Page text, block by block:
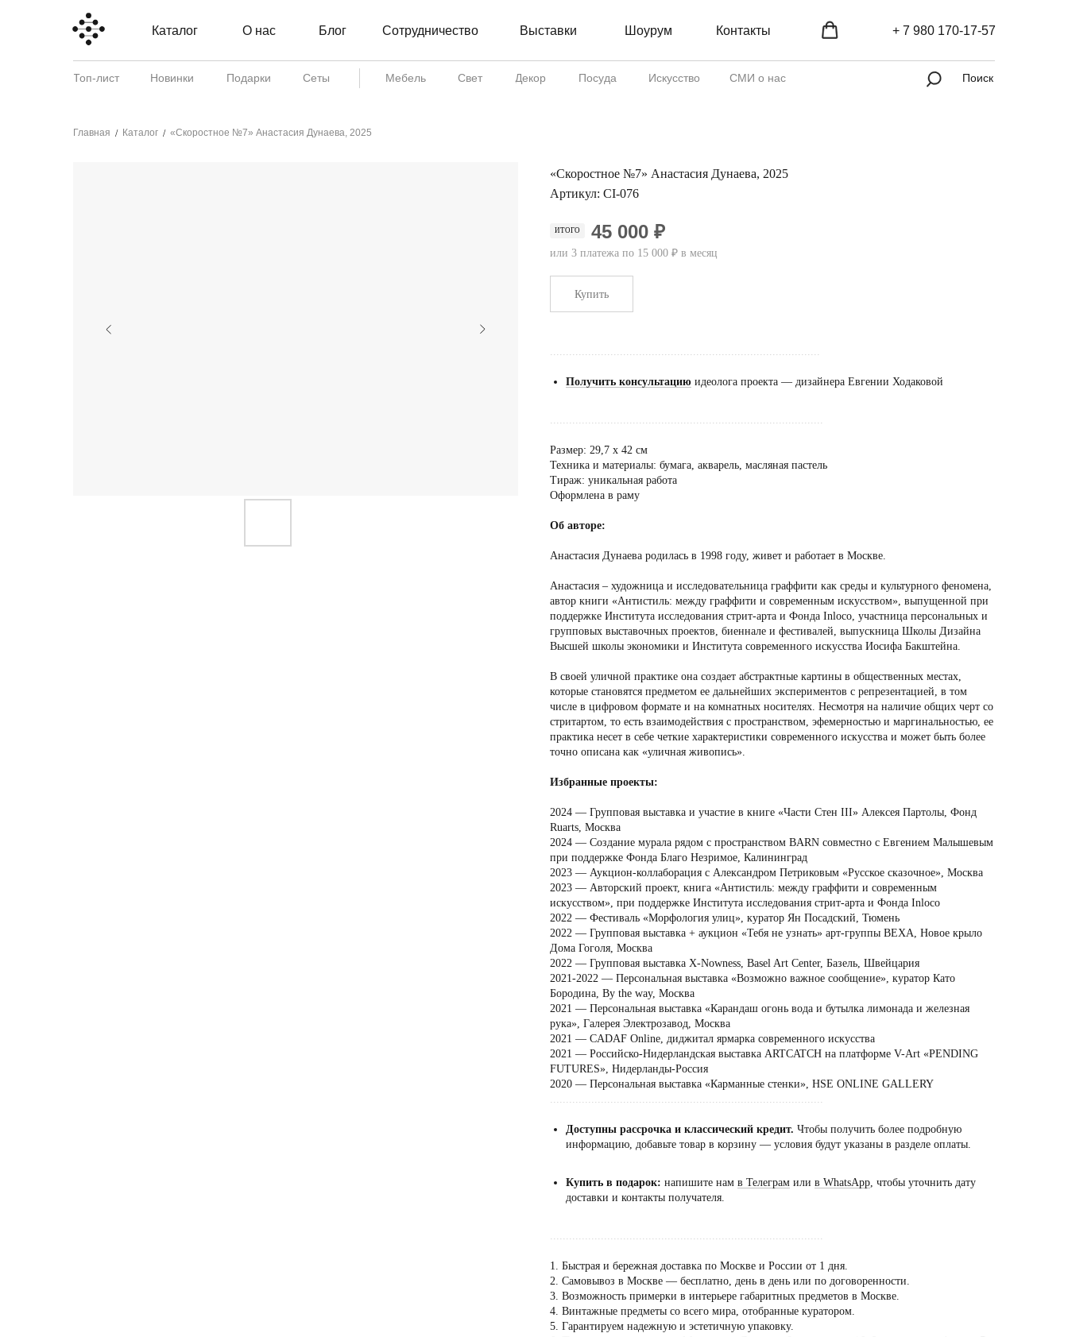
Каталог О нас Блог Выставки
Сотрудничество Шоурум Контакты
Новинки Подарки
Топ-лист Искусство СМИ о нас
Посуда
Декор
Свет
Мебель
Сеты Поиск
+ 7 980 170-17-57
Главная / Каталог / «Скоростное №7» Анастасия Дунаева, 2025
«Скоростное №7» Анастасия Дунаева, 2025
Артикул: CI-076
ИТОГО 45 000 ₽
или 3 платежа по 15 000 ₽ в месяц
Купить
.....................................................................................
Получить консультацию идеолога проекта — дизайнера Евгении Ходаковой
......................................................................................
Размер: 29,7 х 42 см
Техника и материалы: бумага, акварель, масляная пастель
Тираж: уникальная работа
Оформлена в раму
Об авторе:
Анастасия Дунаева родилась в 1998 году, живет и работает в Москве.
Анастасия – художница и исследовательница граффити как среды и культурного феномена,
автор книги «Антистиль: между граффити и современным искусством», выпущенной при
поддержке Института исследования стрит-арта и Фонда Inloco, участница персональных и
групповых выставочных проектов, биеннале и фестивалей, выпускница Школы Дизайна
Высшей школы экономики и Института современного искусства Иосифа Бакштейна.
В своей уличной практике она создает абстрактные картины в общественных местах,
которые становятся предметом ее дальнейших экспериментов с репрезентацией, в том
числе в цифровом формате и на комнатных носителях. Несмотря на наличие общих черт со
стритартом, то есть взаимодействия с пространством, эфемерностью и маргинальностью, ее
практика несет в себе четкие характеристики современного искусства и может быть более
точно описана как «уличная живопись».
Избранные проекты:
2024 — Групповая выставка и участие в книге «Части Стен III» Алексея Партолы, Фонд
Ruarts, Москва
2024 — Создание мурала рядом с пространством BARN совместно с Евгением Малышевым
при поддержке Фонда Благо Незримое, Калининград
2023 — Аукцион-коллаборация с Александром Петриковым «Русское сказочное», Москва
2023 — Авторский проект, книга «Антистиль: между граффити и современным
искусством», при поддержке Института исследования стрит-арта и Фонда Inloсo
2022 — Фестиваль «Морфология улиц», куратор Ян Посадский, Тюмень
2022 — Групповая выставка + аукцион «Тебя не узнать» арт-группы ВЕХА, Новое крыло
Дома Гоголя, Москва
2022 — Групповая выставка X-Nowness, Basel Art Center, Базель, Швейцария
2021-2022 — Персональная выставка «Возможно важное сообщение», куратор Като
Бородина, By the way, Москва
2021 — Персональная выставка «Карандаш огонь вода и бутылка лимонада и железная
рука», Галерея Электрозавод, Москва
2021 — CADAF Online, диджитал ярмарка современного искусства
2021 — Российско-Нидерландская выставка ARTCATCH на платформе V-Art «PENDING
FUTURES», Нидерланды-Россия
2020 — Персональная выставка «Карманные стенки», HSE ONLINE GALLERY
......................................................................................
Доступны рассрочка и классический кредит. Чтобы получить более подробную
информацию, добавьте товар в корзину — условия будут указаны в разделе оплаты.
Купить в подарок: напишите нам в Телеграм или в WhatsApp, чтобы уточнить дату
доставки и контакты получателя.
......................................................................................
1. Быстрая и бережная доставка по Москве и России от 1 дня.
2. Самовывоз в Москве — бесплатно, день в день или по договоренности.
3. Возможность примерки в интерьере габаритных предметов в Москве.
4. Винтажные предметы со всего мира, отобранные куратором.
5. Гарантируем надежную и эстетичную упаковку.